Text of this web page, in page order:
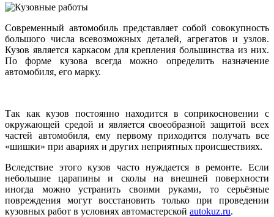
Современный автомобиль представляет собой совокупность
большого числа всевозможных деталей, агрегатов и узлов.
Кузов является каркасом для крепления большинства из них.
По форме кузова всегда можно определить назначение
автомобиля, его марку.
Так как кузов постоянно находится в соприкосновении с
окружающей средой и является своеобразной защитой всех
частей автомобиля, ему первому приходится получать все
«шишки» при авариях и других неприятных происшествиях.
Вследствие этого кузов часто нуждается в ремонте. Если
небольшие царапины и сколы на внешней поверхности
иногда можно устранить своими руками, то серьёзные
повреждения могут восстановить только при проведении
кузовных работ в условиях автомастерской autokuz.ru.